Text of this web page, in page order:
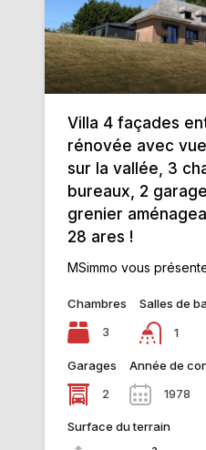
Villa 4 façades
rénovée avec
sur la vallée, 3
bureaux, 2
grenier
28 ares !
MSimmo vous
Chambres
3
Salles de
1
Garages
2
Année de
1978
Surface du terrain